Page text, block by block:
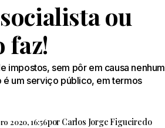
ou
faz!
impostos, sem pôr em causa nenhum
é um serviço público, em termos
2020, 16:56por Carlos Jorge Figueiredo